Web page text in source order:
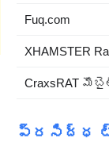
Fuq.com
XHAMSTER
CraxsRAT
ప్రసిద్ధ